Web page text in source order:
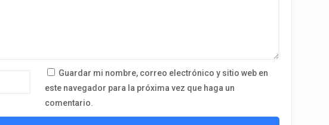
Guardar mi nombre, correo electrónico y sitio web en
este navegador para la próxima vez que haga un
comentario.